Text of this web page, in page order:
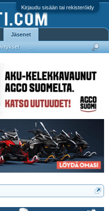
Kirjaudu sisään tai rekisteröidy
Jäsenet